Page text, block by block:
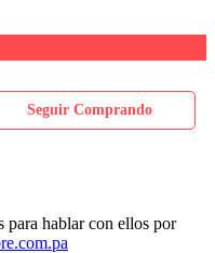
Seguir Comprando
para hablar con ellos por